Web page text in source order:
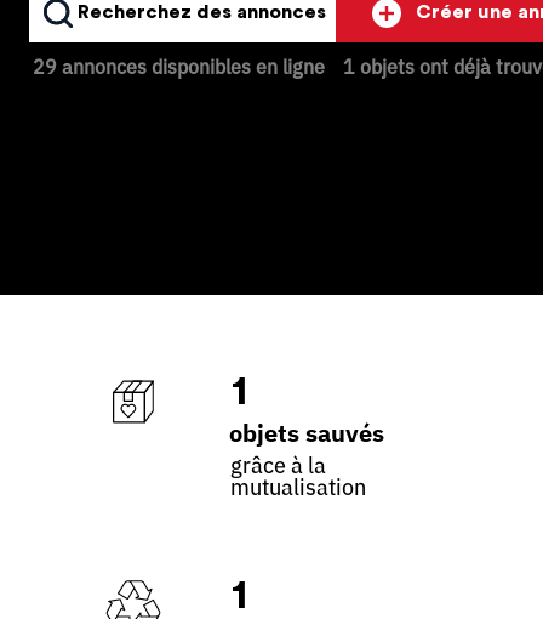
Recherchez des annonces
29 annonces disponibles en ligne
Créer une
1 objets ont déjà
1
objets sauvés
grâce à la
mutualisation
1